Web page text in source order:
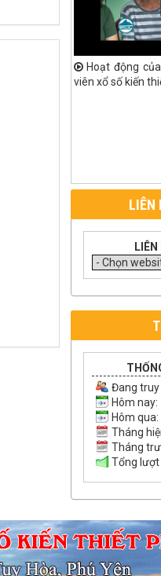
Hoạt động
viên xổ số kiến
LIÊN
Đang truy
Hôm nay:
Hôm
Tháng
Tháng
Tổng lượt